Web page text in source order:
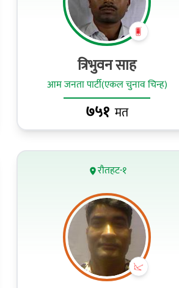
त्रिभुवन साह
आम जनता पार्टी(एकल चुनाव चिन्ह)
७५१ मत
रौतहट-१